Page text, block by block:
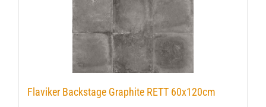
Flaviker Backstage Graphite RETT 60x120cm